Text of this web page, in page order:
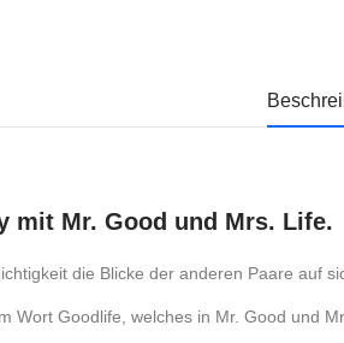
mit Mr. Good und Mrs. Life.
die Blicke der anderen Paare auf
Wort Goodlife, welches in Mr. Good und